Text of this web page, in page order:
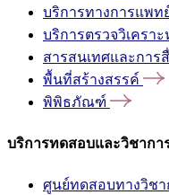
บริการทางการแพท
บริการตรวจวิเครา
สารสนเทศและการ
พื้นที่สร้างสรรค์
พิพิธภัณฑ์
บริการทดสอบและวิชากา
ศูนย์ทดสอบทางวิชา